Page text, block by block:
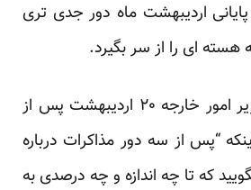
اردیبهشت ماه دور جدی تری
هسته ای را از سر بگیرد.
محمدجواد ظریف وزیر امور خارجه ۲۰ اردیبهشت پس از
“پس از سه دور مذاکرات درباره
که تا چه اندازه و چه درصدی به